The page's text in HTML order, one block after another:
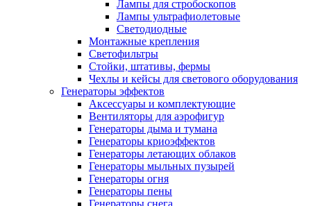
Лампы для стробоскопов
Лампы ультрафиолетовые
Светодиодные
Монтажные крепления
Светофильтры
Стойки, штативы, фермы
Чехлы и кейсы для светового оборудования
Генераторы эффектов
Аксессуары и комплектующие
Вентиляторы для аэрофигур
Генераторы дыма и тумана
Генераторы криоэффектов
Генераторы летающих облаков
Генераторы мыльных пузырей
Генераторы огня
Генераторы пены
Генераторы снега